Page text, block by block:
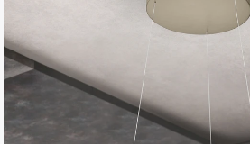
Bildgalerie
springen